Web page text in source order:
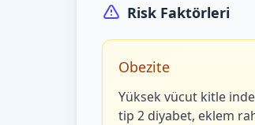
Risk Faktörleri
Obezite
Yüksek vücut kitle
tip 2 diyabet, eklem